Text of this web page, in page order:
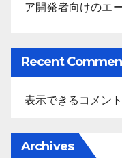
ア開発者向けのエ
Recent
表示できるコメン
Archives